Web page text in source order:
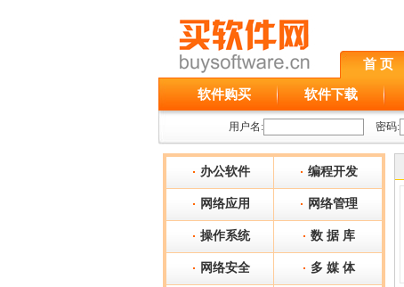
首 页
软件购买 软件下载
用户名: 密码:
办公软件 编程开发
网络应用 网络管理
操作系统 数 据 库
网络安全 多 媒 体